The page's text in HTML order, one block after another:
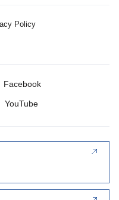
Policy
Facebook
YouTube